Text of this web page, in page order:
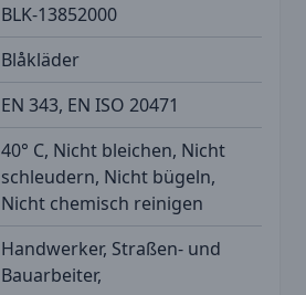
BLK-13852000
Blåkläder
EN 343, EN ISO 20471
40° C, Nicht bleichen, Nicht
schleudern, Nicht bügeln,
Nicht chemisch reinigen
Handwerker, Straßen- und
Bauarbeiter,